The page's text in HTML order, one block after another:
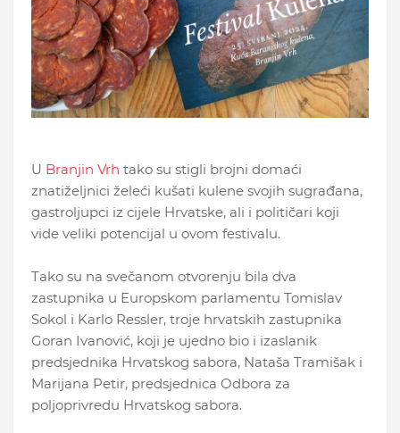
U Branjin Vrh tako su stigli brojni domaći
znatiželjnici želeći kušati kulene svojih sugrađana,
gastroljupci iz cijele Hrvatske, ali i političari koji
vide veliki potencijal u ovom festivalu.
Tako su na svečanom otvorenju bila dva
zastupnika u Europskom parlamentu Tomislav
Sokol i Karlo Ressler, troje hrvatskih zastupnika
Goran Ivanović, koji je ujedno bio i izaslanik
predsjednika Hrvatskog sabora, Nataša Tramišak i
Marijana Petir, predsjednica Odbora za
poljoprivredu Hrvatskog sabora.